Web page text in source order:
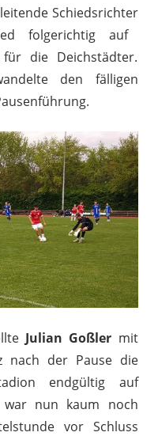
Schiedsrichter
folgerichtig auf
die Deichstädter.
den fälligen
Julian Goßler mit
nach der Pause die
endgültig auf
war nun kaum noch
vor Schluss